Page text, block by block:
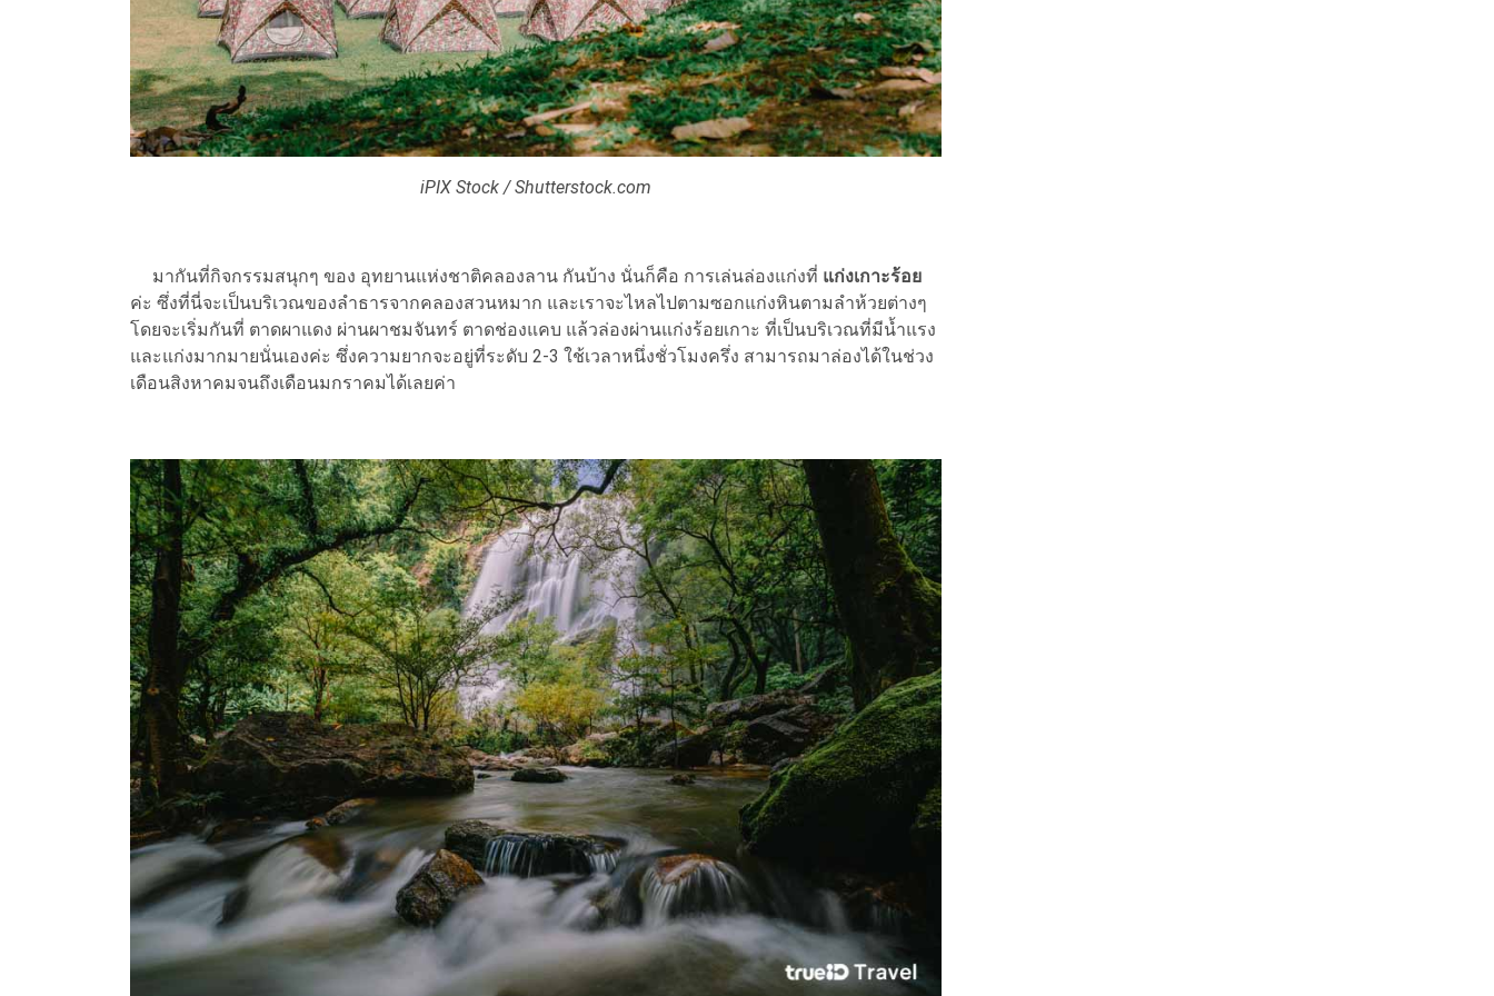
iPIX Stock / Shutterstock.com
มากันที่กิจกรรมสนุกๆ ของ อุทยานแห่งชาติคลองลาน กันบ้าง นั่นก็คือ การเล่นล่องแก่งที่ แก่งเกาะร้อย
ค่ะ ซึ่งที่นี่จะเป็นบริเวณของลำธารจากคลองสวนหมาก และเราจะไหลไปตามซอกแก่งหินตามลำห้วยต่างๆ
โดยจะเริ่มกันที่ ตาดผาแดง ผ่านผาชมจันทร์ ตาดช่องแคบ แล้วล่องผ่านแก่งร้อยเกาะ ที่เป็นบริเวณที่มีน้ำแรง
และแก่งมากมายนั่นเองค่ะ ซึ่งความยากจะอยู่ที่ระดับ 2-3 ใช้เวลาหนึ่งชั่วโมงครึ่ง สามารถมาล่องได้ในช่วง
เดือนสิงหาคมจนถึงเดือนมกราคมได้เลยค่า